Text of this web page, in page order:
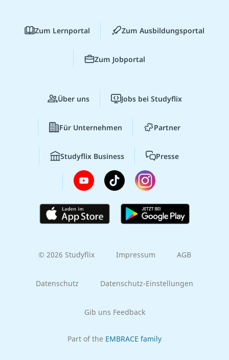
Zum Lernportal Zum Ausbildungsportal
Zum Jobportal
Über uns Jobs bei Studyflix
Für Unternehmen Partner
Studyflix Business Presse
© 2026 Studyflix Impressum AGB
Datenschutz Datenschutz-Einstellungen
Gib uns Feedback
Part of the EMBRACE family